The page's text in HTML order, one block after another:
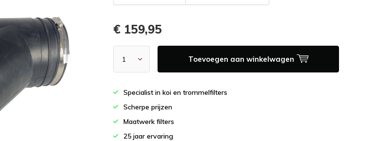
€ 159,95
Toevoegen aan winkelwagen
Specialist in koi en trommelfilters
Scherpe prijzen
Maatwerk filters
25 jaar ervaring